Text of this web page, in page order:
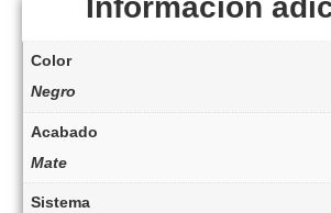
Información
Color
Negro
Acabado
Mate
Sistema